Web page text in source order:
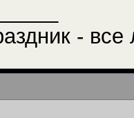
- все